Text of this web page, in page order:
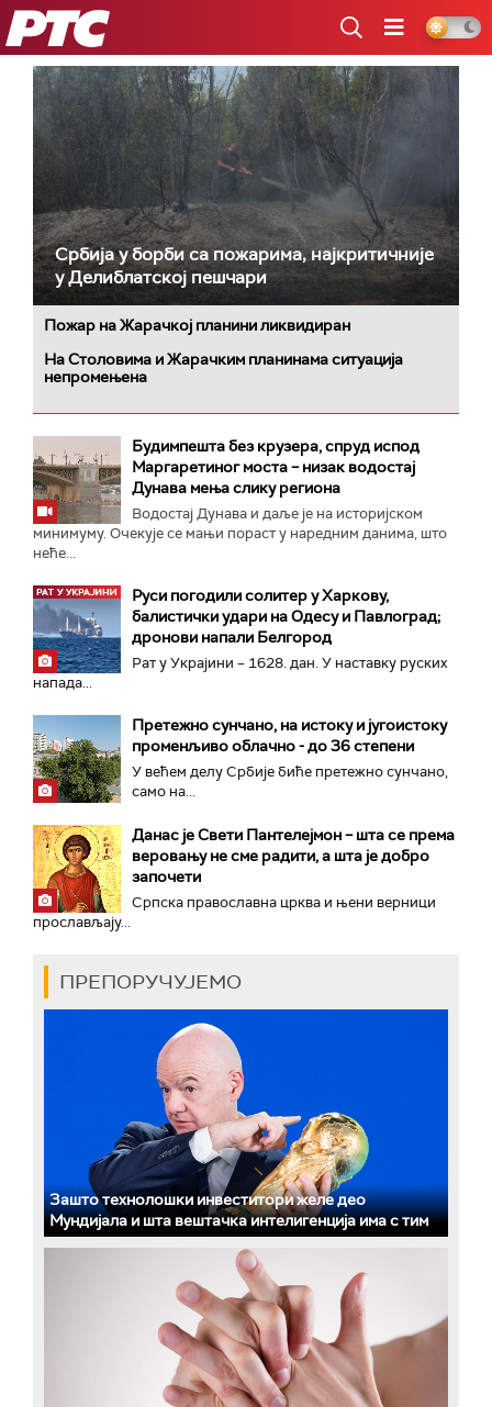
РТС
Србија у борби са пожарима, најкритичније
у Делиблатској пешчари
Пожар на Жарачкој планини ликвидиран
На Столовима и Жарачким планинама ситуација
непромењена
Будимпешта без крузера, спруд испод
Маргаретиног моста – низак водостај
Дунава мења слику региона
Водостај Дунава и даље је на историјском
минимуму. Очекује се мањи пораст у наредним данима, што
неће...
Руси погодили солитер у Харкову,
балистички удари на Одесу и Павлоград;
дронови напали Белгород
Рат у Украјини – 1628. дан. У наставку руских
напада...
Претежно сунчано, на истоку и југоистоку
променљиво облачно - до 36 степени
У већем делу Србије биће претежно сунчано,
само на...
Данас је Свети Пантелејмон – шта се према
веровању не сме радити, а шта је добро
започети
Српска православна црква и њени верници
прослављају...
ПРЕПОРУЧУЈЕМО
Зашто технолошки инвеститори желе део
Мундијала и шта вештачка интелигенција има с тим